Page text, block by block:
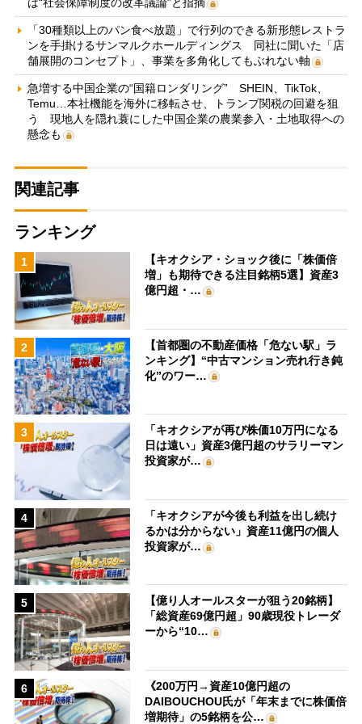
「30種類以上のパン食べ放題」で行列のできる新形態レストラ
ンを手掛けるサンマルクホールディングス 同社に聞いた「店
舗展開のコンセプト」、事業を多角化してもぶれない軸
急増する中国企業の“国籍ロンダリング” SHEIN、TikTok、
Temu…本社機能を海外に移転させ、トランプ関税の回避を狙
う 現地人を隠れ蓑にした中国企業の農業参入・土地取得への
懸念も
関連記事
ランキング
1
【キオクシア・ショック後に「株価倍
増」も期待できる注目銘柄5選】資産3
億円超・…
2
【首都圏の不動産価格「危ない駅」ラ
ンキング】“中古マンション売れ行き鈍
化”のワー…
3
「キオクシアが再び株価10万円になる
日は遠い」資産3億円超のサラリーマン
投資家が…
4
「キオクシアが今後も利益を出し続け
るかは分からない」資産11億円の個人
投資家が…
5
【億り人オールスターが狙う20銘柄】
「総資産69億円超」90歳現役トレーダ
ーから“10…
6
《200万円→資産10億円超の
DAIBOUCHOU氏が「年末までに株価倍
増期待」の5銘柄を公…